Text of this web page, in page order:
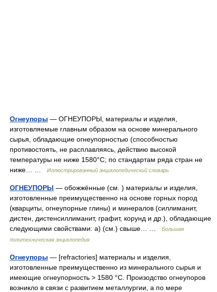
Огнеупоры — ОГНЕУПОРЫ, материалы и изделия,
изготовляемые главным образом на основе минерального
сырья, обладающие огнеупорностью (способностью
противостоять, не расплавляясь, действию высокой
температуры не ниже 1580°C; по стандартам ряда стран не
ниже… …
Иллюстрированный энциклопедический словарь
ОГНЕУПОРЫ — обожжённые (см. ) материалы и изделия,
изготовленные преимущественно на основе горных пород
(кварциты, огнеупорные глины) и минералов (силлиманит,
дистен, дистенсиллиманит, графит, корунд и др.), обладающие
следующими свойствами: а) (см.) свыше… …
Большая
политехническая энциклопедия
Огнеупоры — [refractories] материалы и изделия,
изготовленные преимущественно из минерального сырья и
имеющие огнеупорность > 1580 °С. Произодство огнеупоров
возникло в связи с развитием металлургии, а по мере